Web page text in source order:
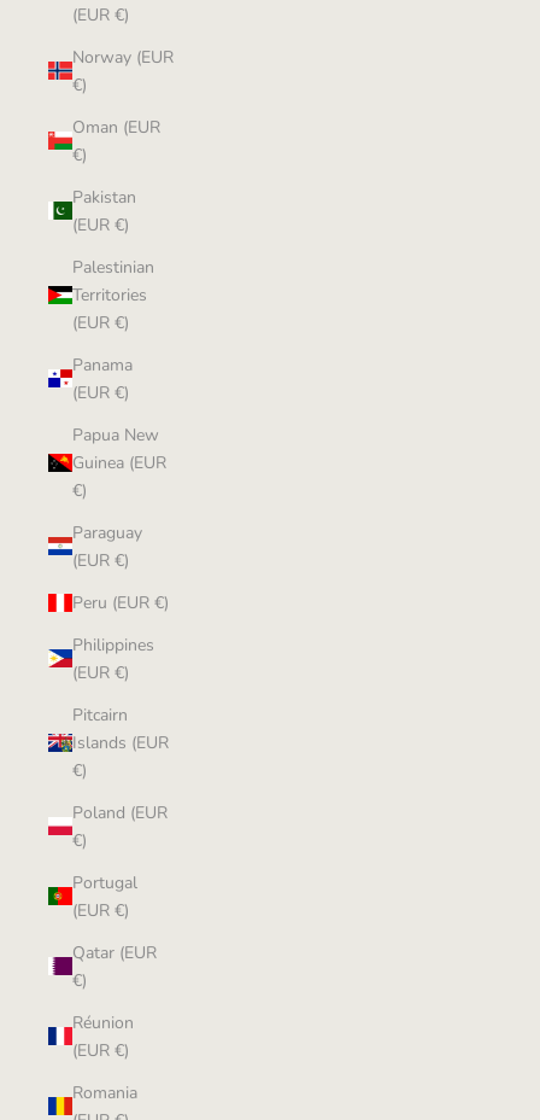
(EUR €)
Norway (EUR
€)
Oman (EUR
€)
Pakistan
(EUR €)
Palestinian
Territories
(EUR €)
Panama
(EUR €)
Papua New
Guinea (EUR
€)
Paraguay
(EUR €)
Peru (EUR €)
Philippines
(EUR €)
Pitcairn
Islands (EUR
€)
Poland (EUR
€)
Portugal
(EUR €)
Qatar (EUR
€)
Réunion
(EUR €)
Romania